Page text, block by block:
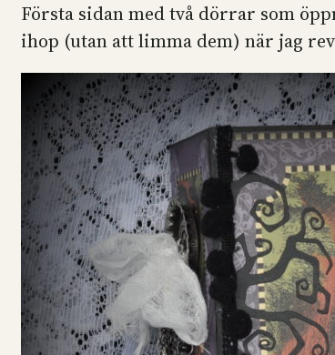
Första sidan med två dörrar som
ihop (utan att limma dem) när jag